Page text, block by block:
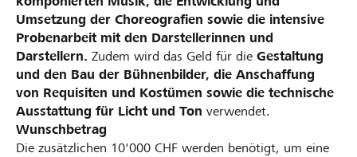
Umsetzung der Choreografien sowie die intensive
Probenarbeit mit den Darstellerinnen und
Darstellern. Zudem wird das Geld für die Gestaltung
und den Bau der Bühnenbilder, die Anschaffung
von Requisiten und Kostümen sowie die technische
Ausstattung für Licht und Ton verwendet.
Wunschbetrag
Die zusätzlichen 10'000 CHF werden benötigt, um eine